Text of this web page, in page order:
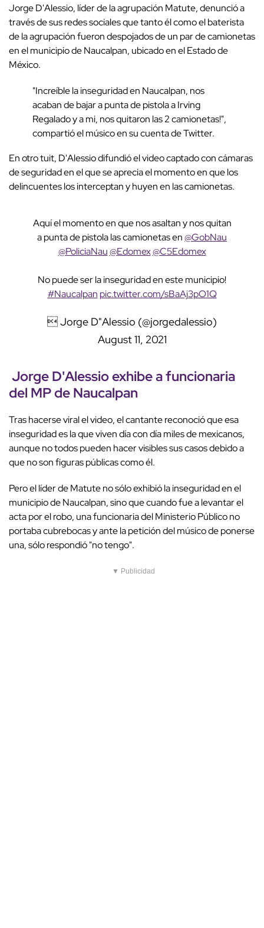
Jorge D'Alessio, líder de la agrupación Matute, denunció a
través de sus redes sociales que tanto él como el baterista
de la agrupación fueron despojados de un par de camionetas
en el municipio de Naucalpan, ubicado en el Estado de
México.
"Increíble la inseguridad en Naucalpan, nos
acaban de bajar a punta de pistola a Irving
Regalado y a mi, nos quitaron las 2 camionetas!",
compartió el músico en su cuenta de Twitter.
En otro tuit, D'Alessio difundió el video captado con cámaras
de seguridad en el que se aprecia el momento en que los
delincuentes los interceptan y huyen en las camionetas.
Aquí el momento en que nos asaltan y nos quitan
a punta de pistola las camionetas en@GobNau
@PoliciaNau@Edomex@C5Edomex
No puede ser la inseguridad en este municipio!
#Naucalpan pic.twitter.com/sBaAj3pO1Q
 Jorge D"Alessio (@jorgedalessio)
August 11, 2021
Jorge D'Alessio exhibe a funcionaria
del MP de Naucalpan
Tras hacerse viral el video, el cantante reconoció que esa
inseguridad es la que viven día con día miles de mexicanos,
aunque no todos pueden hacer visibles sus casos debido a
que no son figuras públicas como él.
Pero el líder de Matute no sólo exhibió la inseguridad en el
municipio de Naucalpan, sino que cuando fue a levantar el
acta por el robo, una funcionaria del Ministerio Público no
portaba cubrebocas y ante la petición del músico de ponerse
una, sólo respondió "no tengo".
▼ Publicidad